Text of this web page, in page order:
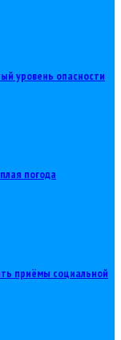
уровень опасности
погода
приёмы социальной